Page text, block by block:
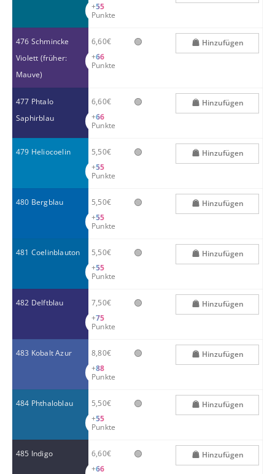
+55
Punkte
476 Schmincke
Violett (früher:
Mauve)
6,60€
+66
Punkte
🟢 Hinzufügen
477 Phtalo
Saphirblau
6,60€
+66
Punkte
🟢 Hinzufügen
479 Heliocoelin
5,50€
+55
Punkte
🟢 Hinzufügen
480 Bergblau
5,50€
+55
Punkte
🟢 Hinzufügen
481 Coelinblauton
5,50€
+55
Punkte
🟢 Hinzufügen
482 Delftblau
7,50€
+75
Punkte
🟢 Hinzufügen
483 Kobalt Azur
8,80€
+88
Punkte
🟢 Hinzufügen
484 Phthaloblau
5,50€
+55
Punkte
🟢 Hinzufügen
485 Indigo
6,60€
+66
🟢 Hinzufügen